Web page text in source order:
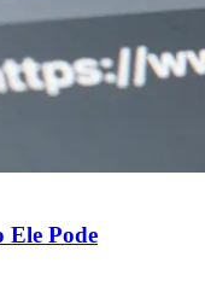
Ele Pode